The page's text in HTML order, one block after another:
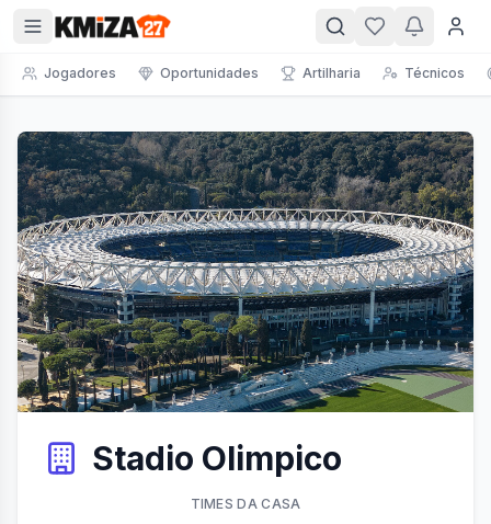
Jogadores Oportunidades Artilharia Técnicos
Stadio Olimpico
TIMES DA CASA